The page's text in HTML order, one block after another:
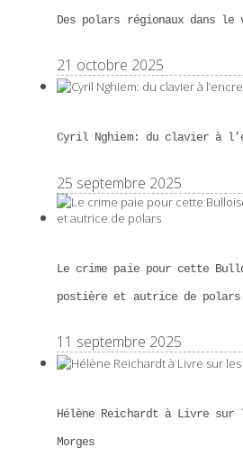
Des polars régionaux dans le
21 octobre 2025
Cyril Nghiem: du clavier à
25 septembre 2025
Le crime paie pour cette
postière et autrice de polars
11 septembre 2025
Hélène Reichardt à Livre sur
Morges